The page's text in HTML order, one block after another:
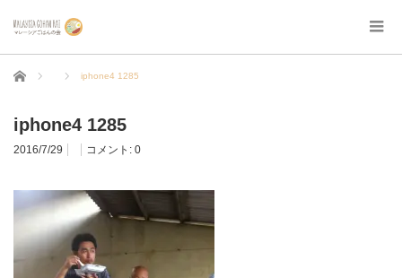
ホーム iphone4 1285
iphone4 1285
2016/7/29 コメント: 0